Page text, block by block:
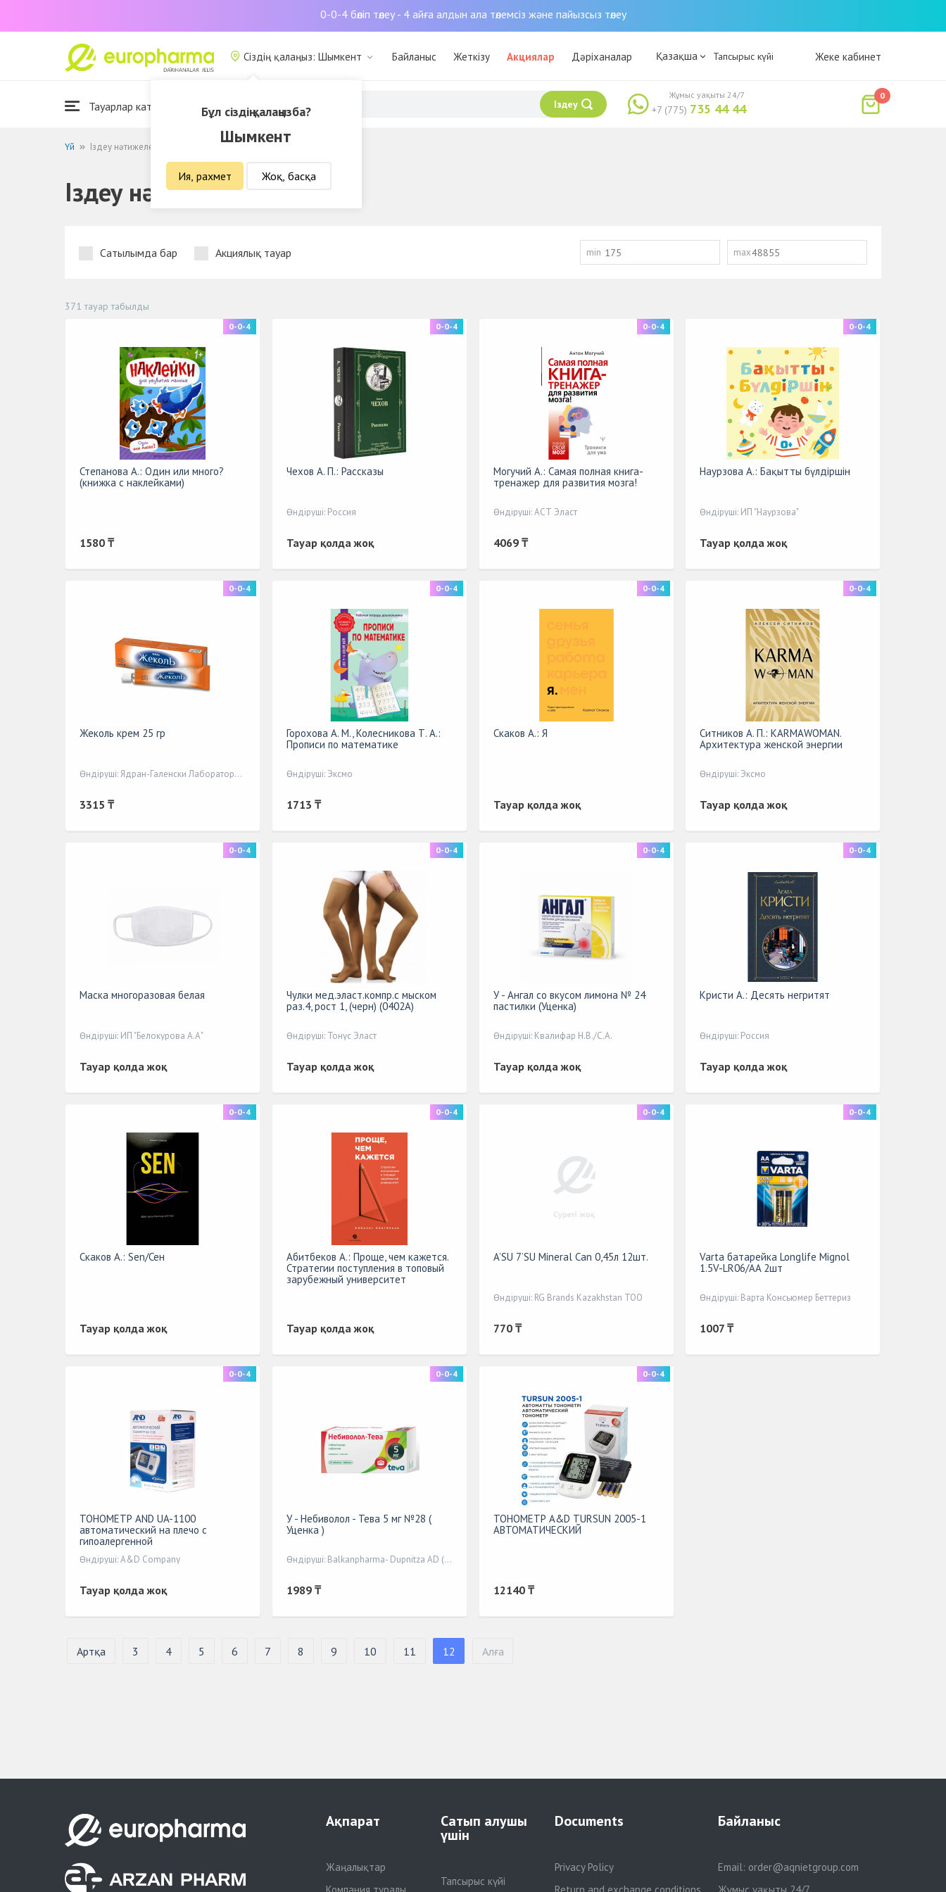
0-0-4 бөліп төлеу - 4 айға алдын ала төлемсіз және пайызсыз төлеу
Сіздің қалаңыз: Шымкент
Бұл сіздің қалаңызба?
Шымкент
Ия, рахмет Жоқ, басқа
Байланыс Жеткізу Акциялар Дәріханалар
Біз туралы
Қазақша Тапсырыс күйі Жеке кабинет
Тауарлар каталогы Іздеу +7 (775) 735 44 44
Жұмыс уақыты 24/7 0
Үй Іздеу нәтижелері үшін "А"
Іздеу нәтижелері үшін "А"
Сатылымда бар Акциялық тауар min max
371 тауар табылды
0-0-4
Степанова А.: Один или много?
(книжка с наклейками)
1580 ₸
0-0-4
Чехов А. П.: Рассказы
Өндіруші: Россия
Тауар қолда жоқ
0-0-4
Могучий А.: Самая полная книга-
тренажер для развития мозга!
Өндіруші: АСТ Эласт
4069 ₸
0-0-4
Наурзова А.: Бақытты бүлдіршін
Өндіруші: ИП "Наурзова"
Тауар қолда жоқ
0-0-4
Жеколь крем 25 гр
Өндіруші: Ядран-Галенски Лабораторий а.о.
3315 ₸
0-0-4
Горохова А. М., Колесникова Т. А.:
Прописи по математике
Өндіруші: Эксмо
1713 ₸
0-0-4
Скаков А.: Я
Тауар қолда жоқ
0-0-4
Ситников А. П.: KARMAWOMAN.
Архитектура женской энергии
Өндіруші: Эксмо
Тауар қолда жоқ
0-0-4
Маска многоразовая белая
Өндіруші: ИП "Белокурова А.А"
Тауар қолда жоқ
0-0-4
Чулки мед.эласт.компр.с мыском
раз.4, рост 1, (черн) (0402А)
Өндіруші: Тонус Эласт
Тауар қолда жоқ
0-0-4
У - Ангал со вкусом лимона № 24
пастилки (Уценка)
Өндіруші: Квалифар Н.В./С.А.
Тауар қолда жоқ
0-0-4
Кристи А.: Десять негритят
Өндіруші: Россия
Тауар қолда жоқ
0-0-4
Скаков А.: Sen/Сен
Тауар қолда жоқ
0-0-4
Абитбеков А.: Проще, чем кажется.
Стратегии поступления в топовый
зарубежный университет
Тауар қолда жоқ
0-0-4
A’SU 7’SU Mineral Can 0,45л 12шт.
Өндіруші: RG Brands Kazakhstan ТОО
770 ₸
0-0-4
Varta батарейка Longlife Mignol
1.5V-LR06/AA 2шт
Өндіруші: Варта Консьюмер Беттериз
1007 ₸
0-0-4
ТОНОМЕТР AND UA-1100
автоматический на плечо с
гипоалергенной
манжетой+адаптер
Өндіруші: A&D Company
Тауар қолда жоқ
0-0-4
У - Небиволол - Тева 5 мг №28 (
Уценка )
Өндіруші: Balkanpharma- Dupnitza AD (Bulgaria)
1989 ₸
0-0-4
ТОНОМЕТР A&D TURSUN 2005-1
АВТОМАТИЧЕСКИЙ
12140 ₸
Артқа 3 4 5 6 7 8 9 10 11 12 Алға
Ақпарат
Жаңалықтар
Сатып алушы
үшін
Тапсырыс күйі
Documents
Privacy Policy
Байланыс
Email: order@aqnietgroup.com